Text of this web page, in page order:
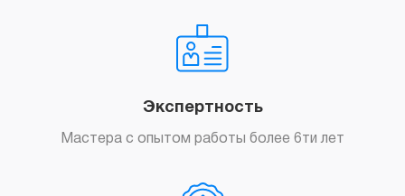
Экспертность
Мастера с опытом работы более 6ти лет